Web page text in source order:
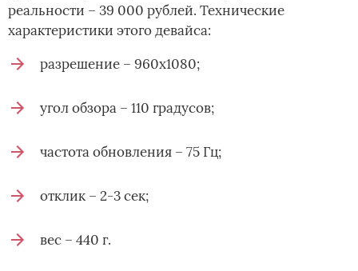
реальности – 39 000 рублей. Технические
характеристики этого девайса:
разрешение – 960х1080;
угол обзора – 110 градусов;
частота обновления – 75 Гц;
отклик – 2-3 сек;
вес – 440 г.